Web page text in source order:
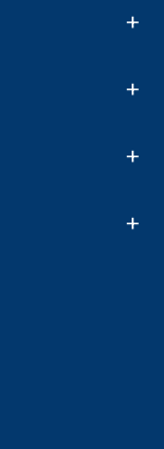
+
+
+
+